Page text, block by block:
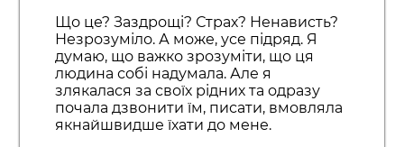
Що це? Заздрощі? Страх? Ненависть?
Незрозуміло. А може, усе підряд. Я
думаю, що важко зрозуміти, що ця
людина собі надумала. Але я
злякалася за своїх рідних та одразу
почала дзвонити їм, писати, вмовляла
якнайшвидше їхати до мене.